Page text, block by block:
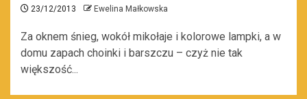
23/12/2013 Ewelina Małkowska
Za oknem śnieg, wokół mikołaje i kolorowe lampki, a w
domu zapach choinki i barszczu – czyż nie tak
większość...